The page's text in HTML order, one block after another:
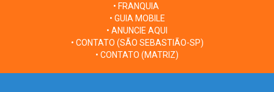
• FRANQUIA
• GUIA MOBILE
• ANUNCIE AQUI
• CONTATO (SÃO SEBASTIÃO-SP)
• CONTATO (MATRIZ)